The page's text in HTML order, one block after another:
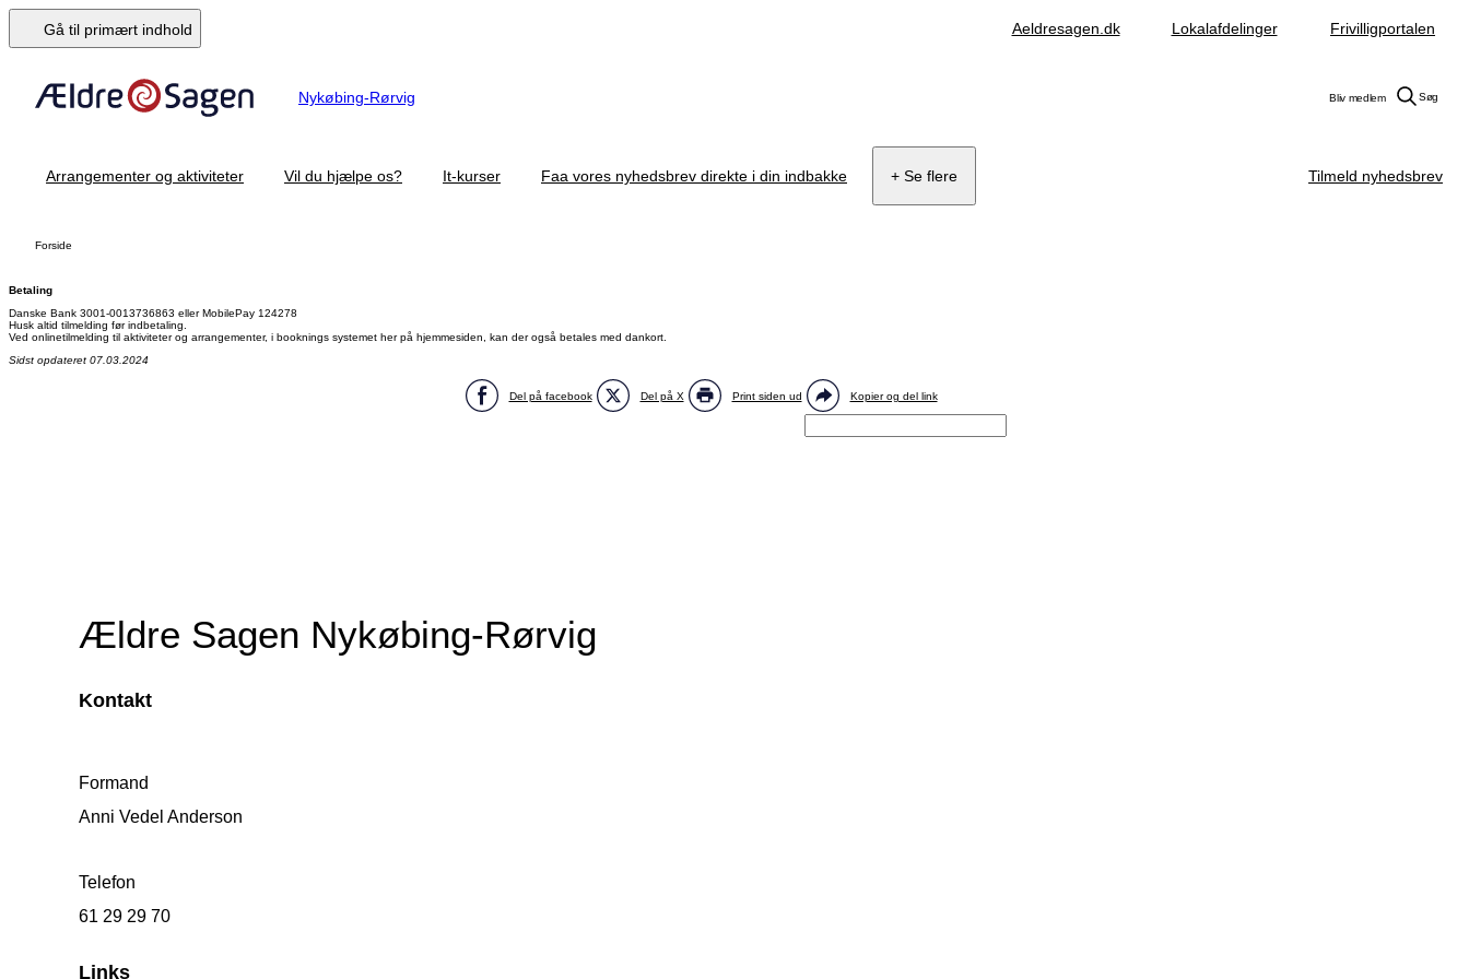
Gå til primært indhold Aeldresagen.dk Lokalafdelinger Frivilligportalen
Nykøbing-Rørvig Bliv medlem Søg
Arrangementer og aktiviteter Vil du hjælpe os? It-kurser Faa vores nyhedsbrev direkte i din indbakke + Se flere Tilmeld nyhedsbrev
Forside
Betaling
Danske Bank 3001-0013736863 eller MobilePay 124278
Husk altid tilmelding før indbetaling.
Ved onlinetilmelding til aktiviteter og arrangementer, i booknings systemet her på hjemmesiden, kan der også betales med dankort.
Sidst opdateret 07.03.2024
Del på facebook Del på X Print siden ud Kopier og del link
Ældre Sagen Nykøbing-Rørvig
Kontakt
Formand
Anni Vedel Anderson
Telefon
61 29 29 70
Links